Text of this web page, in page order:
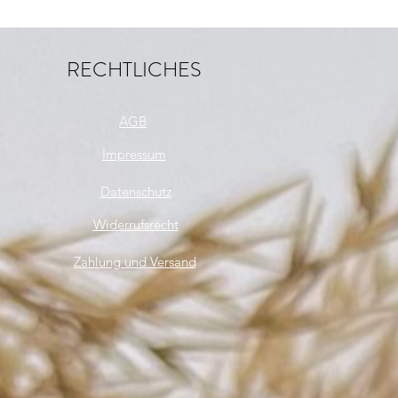
RECHTLICHES
Impressum
Datenschutz
Widerrufsrecht
Zahlung und Versand
AGB